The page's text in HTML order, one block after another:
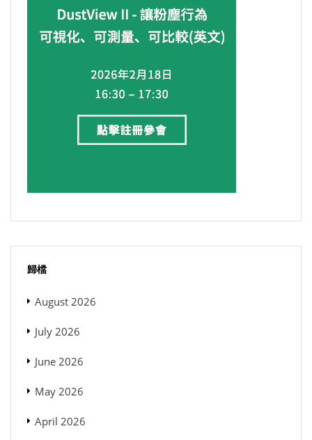
歸檔
August 2026
July 2026
June 2026
May 2026
April 2026